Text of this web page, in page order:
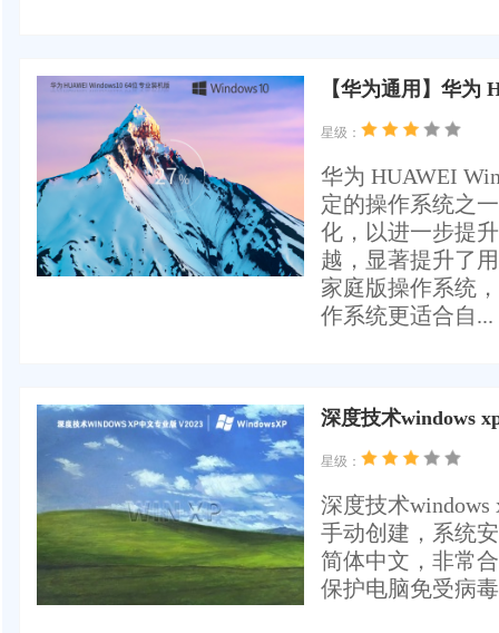
【华为通用】华为
星级：
华为 HUAWEI
定的操作系统之
化，以进一步提
越，显著提升了
家庭版操作系统
作系统更适合自...
深度技术windows
星级：
深度技术
手动创建，系统
简体中文，非常
保护电脑免受病